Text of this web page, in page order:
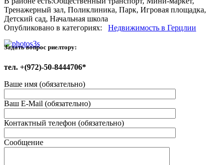
Тренажерный зал, Поликлиника, Парк, Игровая площадка,
Детский сад, Начальная школа
Опубликовано в категориях: Недвижимость в Герцлии
Задать вопрос риелтору:
тел. +(972)-50-8444706*
Ваше имя (обязательно)
Ваш E-Mail (обязательно)
Контактный телефон (обязательно)
Сообщение